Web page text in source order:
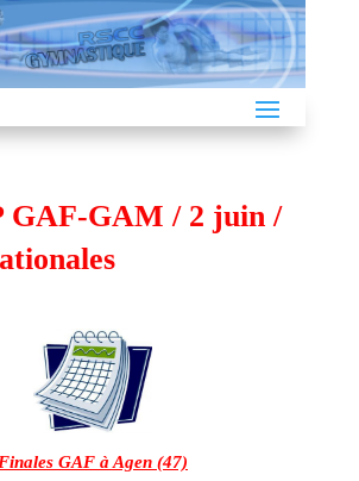
GAF-GAM / 2 juin /
Finales GAF à Agen (47)